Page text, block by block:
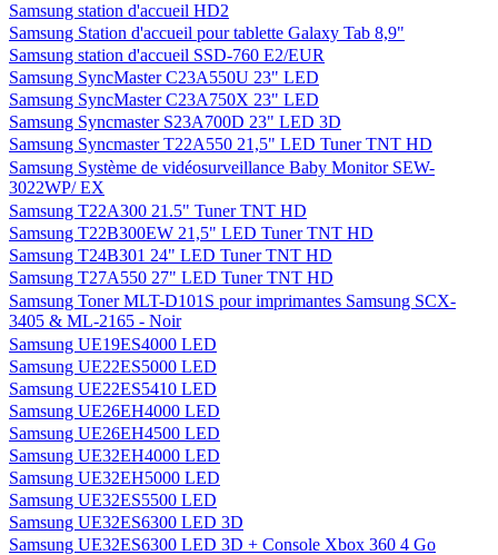
Samsung station d'accueil HD2
Samsung Station d'accueil pour tablette Galaxy Tab 8,9"
Samsung station d'accueil SSD-760 E2/EUR
Samsung SyncMaster C23A550U 23" LED
Samsung SyncMaster C23A750X 23" LED
Samsung Syncmaster S23A700D 23" LED 3D
Samsung Syncmaster T22A550 21,5" LED Tuner TNT HD
Samsung Système de vidéosurveillance Baby Monitor SEW-
3022WP/ EX
Samsung T22A300 21.5" Tuner TNT HD
Samsung T22B300EW 21,5" LED Tuner TNT HD
Samsung T24B301 24" LED Tuner TNT HD
Samsung T27A550 27" LED Tuner TNT HD
Samsung Toner MLT-D101S pour imprimantes Samsung SCX-
3405 & ML-2165 - Noir
Samsung UE19ES4000 LED
Samsung UE22ES5000 LED
Samsung UE22ES5410 LED
Samsung UE26EH4000 LED
Samsung UE26EH4500 LED
Samsung UE32EH4000 LED
Samsung UE32EH5000 LED
Samsung UE32ES5500 LED
Samsung UE32ES6300 LED 3D
Samsung UE32ES6300 LED 3D + Console Xbox 360 4 Go